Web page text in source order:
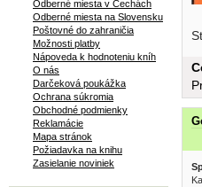
Odberné miesta v Čechách
Odberné miesta na Slovensku
Poštovné do zahraničia
Možnosti platby
Nápoveda k hodnoteniu kníh
O nás
Darčeková poukážka
Ochrana súkromia
Obchodné podmienky
Reklamácie
Mapa stránok
Požiadavka na knihu
Zasielanie noviniek